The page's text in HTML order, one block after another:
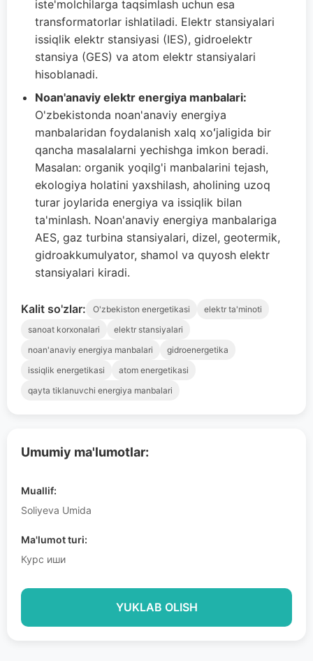
Umumiy ma'lumotlar:
Muallif:
Soliyeva Umida
Ma'lumot turi:
Курс иши
YUKLAB OLISH
iste'molchilarga taqsimlash uchun esa
transformatorlar ishlatiladi. Elektr stansiyalari
issiqlik elektr stansiyasi (IES), gidroelektr
stansiya (GES) va atom elektr stansiyalari
hisoblanadi.
Noan'anaviy elektr energiya manbalari:
O'zbekistonda noan'anaviy energiya
manbalaridan foydalanish xalq xoʻjaligida bir
qancha masalalarni yechishga imkon beradi.
Masalan: organik yoqilg'i manbalarini tejash,
ekologiya holatini yaxshilash, aholining uzoq
turar joylarida energiya va issiqlik bilan
ta'minlash. Noan'anaviy energiya manbalariga
AES, gaz turbina stansiyalari, dizel, geotermik,
gidroakkumulyator, shamol va quyosh elektr
stansiyalari kiradi.
Kalit so'zlar: O'zbekiston energetikasi
elektr ta'minoti
sanoat korxonalari
elektr stansiyalari
noan'anaviy energiya manbalari
gidroenergetika
issiqlik energetikasi
atom energetikasi
qayta tiklanuvchi energiya manbalari